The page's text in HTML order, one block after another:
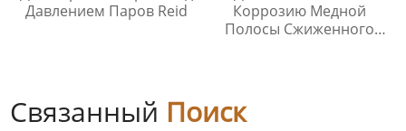
Давлением Паров Reid
Коррозию Медной
Полосы Сжиженного
Связанный Поиск